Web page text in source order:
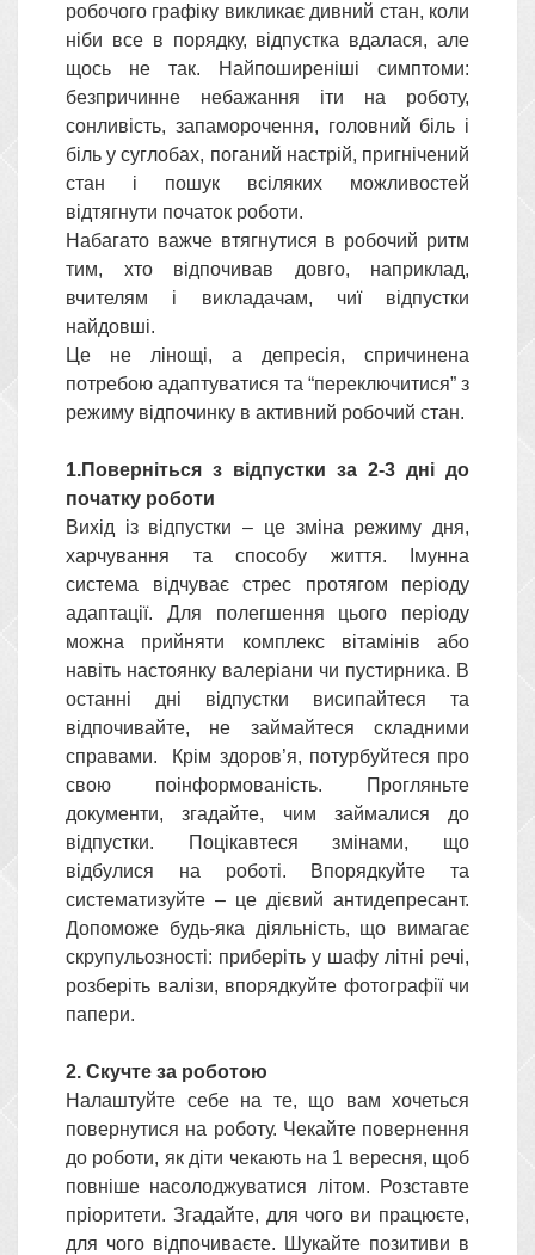
робочого графіку викликає дивний стан, коли
ніби все в порядку, відпустка вдалася, але
щось не так. Найпоширеніші симптоми:
безпричинне небажання іти на роботу,
сонливість, запаморочення, головний біль і
біль у суглобах, поганий настрій, пригнічений
стан і пошук всіляких можливостей
відтягнути початок роботи.
Набагато важче втягнутися в робочий ритм
тим, хто відпочивав довго, наприклад,
вчителям і викладачам, чиї відпустки
найдовші.
Це не лінощі, а депресія, спричинена
потребою адаптуватися та “переключитися” з
режиму відпочинку в активний робочий стан.
1.Поверніться з відпустки за 2-3 дні до
початку роботи
Вихід із відпустки – це зміна режиму дня,
харчування та способу життя. Імунна
система відчуває стрес протягом періоду
адаптації. Для полегшення цього періоду
можна прийняти комплекс вітамінів або
навіть настоянку валеріани чи пустирника. В
останні дні відпустки висипайтеся та
відпочивайте, не займайтеся складними
справами. Крім здоров’я, потурбуйтеся про
свою поінформованість. Прогляньте
документи, згадайте, чим займалися до
відпустки. Поцікавтеся змінами, що
відбулися на роботі. Впорядкуйте та
систематизуйте – це дієвий антидепресант.
Допоможе будь-яка діяльність, що вимагає
скрупульозності: приберіть у шафу літні речі,
розберіть валізи, впорядкуйте фотографії чи
папери.
2. Скучте за роботою
Налаштуйте себе на те, що вам хочеться
повернутися на роботу. Чекайте повернення
до роботи, як діти чекають на 1 вересня, щоб
повніше насолоджуватися літом. Розставте
пріоритети. Згадайте, для чого ви працюєте,
для чого відпочиваєте. Шукайте позитиви в